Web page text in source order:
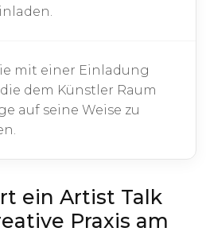
mit einer Einladung
dem Künstler Raum
auf seine Weise zu
ein Artist Talk
Praxis am